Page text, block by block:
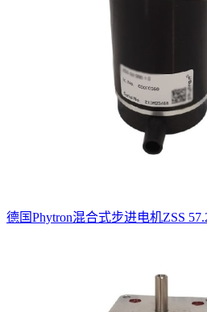
德国Phytron混合式步进电机ZSS